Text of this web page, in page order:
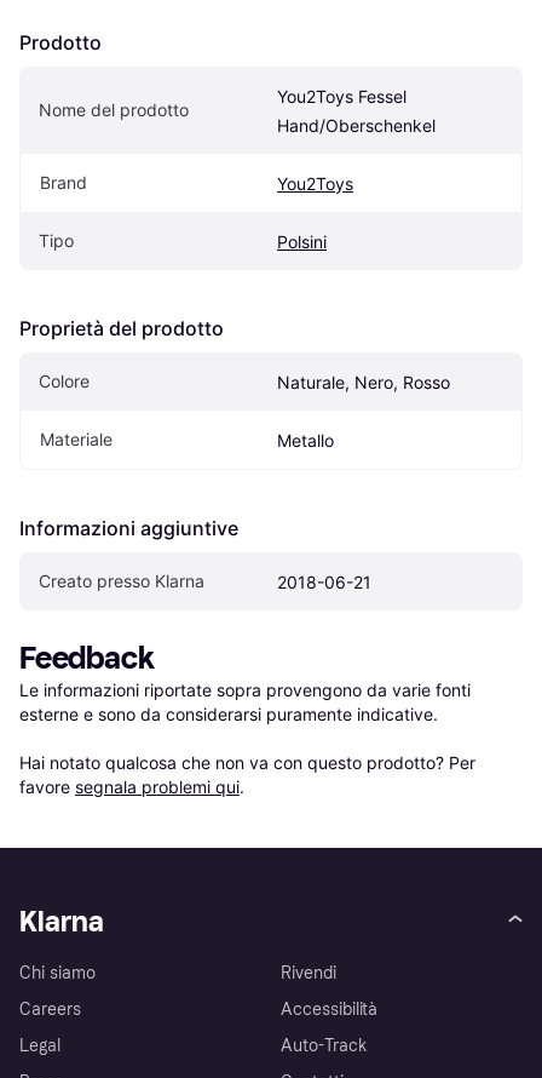
Prodotto
Nome del prodotto
You2Toys Fessel
Hand/Oberschenkel
Brand You2Toys
Tipo Polsini
Proprietà del prodotto
Colore Naturale, Nero, Rosso
Materiale Metallo
Informazioni aggiuntive
Creato presso Klarna 2018-06-21
Feedback
Le informazioni riportate sopra provengono da varie fonti
esterne e sono da considerarsi puramente indicative.
Hai notato qualcosa che non va con questo prodotto? Per
favore segnala problemi qui.
Klarna
Chi siamo
Careers
Legal
Rivendi
Accessibilità
Auto-Track